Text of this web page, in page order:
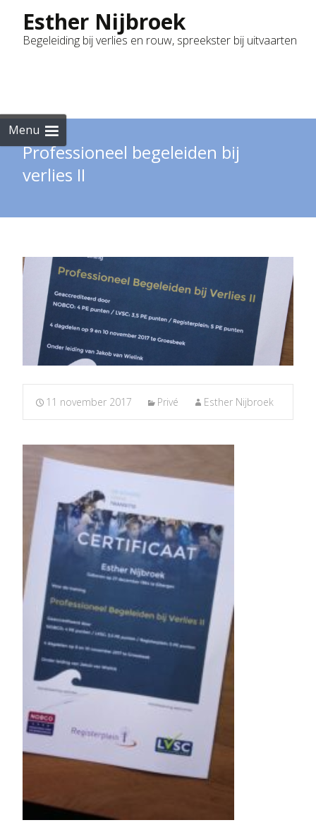
Esther Nijbroek
Begeleiding bij verlies en rouw, spreekster bij uitvaarten
Menu
Professioneel begeleiden bij
verlies II
11 november 2017 Privé Esther Nijbroek